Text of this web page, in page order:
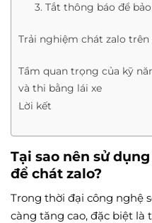
3. Tắt thông báo để
Trải nghiệm chát zalo
Tầm quan trọng của kỹ
và thi bằng lái xe
Lời kết
Tại sao nên sử
để chát zalo?
Trong thời đại công nghệ
càng tăng cao, đặc biệt